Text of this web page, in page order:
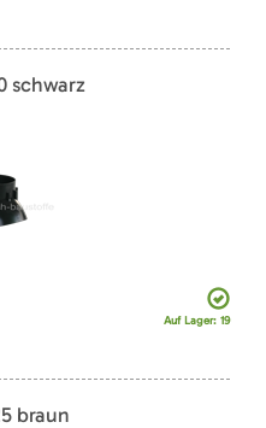
schwarz
Auf Lager: 19
braun